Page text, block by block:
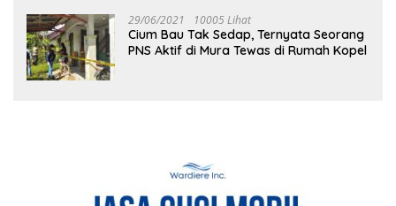
29/06/2021 10005 Lihat
Cium Bau Tak Sedap, Ternyata Seorang
PNS Aktif di Mura Tewas di Rumah Kopel